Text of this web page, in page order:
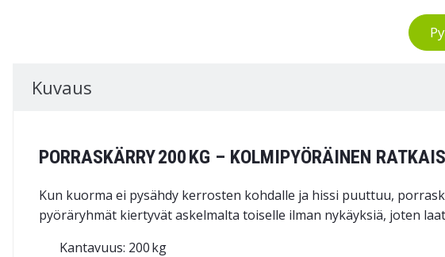
Kuvaus
PORRASKÄRRY 200 KG – KOLMIPYÖRÄINEN
Kun kuorma ei pysähdy kerrosten kohdalle ja hissi puuttuu,
pyörä­ryhmät kiertyvät askelmalta toiselle ilman nykäyksiä, joten
Kantavuus: 200 kg